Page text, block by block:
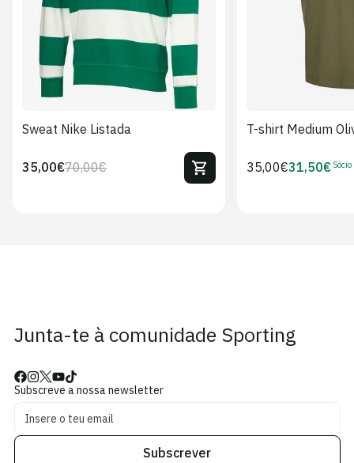
Sweat Nike Listada
Preço
70,00€Preço
35,00€
T-shirt Medium
Preço
35,00€Preço
31,50€ Sócio
Junta-te à comunidade Sporting
Subscreve a nossa newsletter
Subscrever